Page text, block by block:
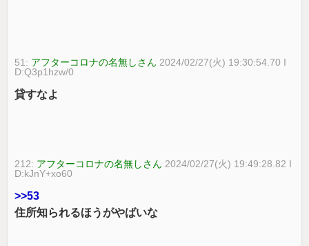
51: アフターコロナの名無しさん 2024/02/27(火) 19:30:54.70 I
D:Q3p1hzw/0
貸すなよ
212: アフターコロナの名無しさん 2024/02/27(火) 19:49:28.82 I
D:kJnY+xo60
>>53
住所知られるほうがやばいな